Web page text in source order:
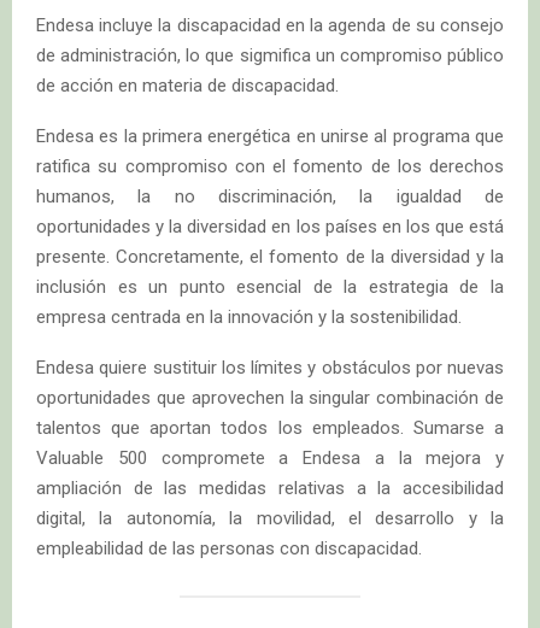
Endesa incluye la discapacidad en la agenda de su consejo
de administración, lo que sigmifica un compromiso público
de acción en materia de discapacidad.
Endesa es la primera energética en unirse al programa que
ratifica su compromiso con el fomento de los derechos
humanos, la no discriminación, la igualdad de
oportunidades y la diversidad en los países en los que está
presente. Concretamente, el fomento de la diversidad y la
inclusión es un punto esencial de la estrategia de la
empresa centrada en la innovación y la sostenibilidad.
Endesa quiere sustituir los límites y obstáculos por nuevas
oportunidades que aprovechen la singular combinación de
talentos que aportan todos los empleados. Sumarse a
Valuable 500 compromete a Endesa a la mejora y
ampliación de las medidas relativas a la accesibilidad
digital, la autonomía, la movilidad, el desarrollo y la
empleabilidad de las personas con discapacidad.